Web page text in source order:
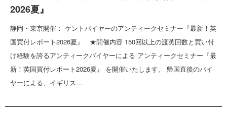
2026夏』
静岡・東京開催： ケントバイヤーのアンティークセミナー『最新！英
国買付レポート2026夏』 ★開催内容 150回以上の渡英回数と買い付
け経験を誇るアンティークバイヤーによる アンティークセミナー『最
新！英国買付レポート2026夏』 を開催いたします。 帰国直後のバイ
ヤーによる、イギリス…